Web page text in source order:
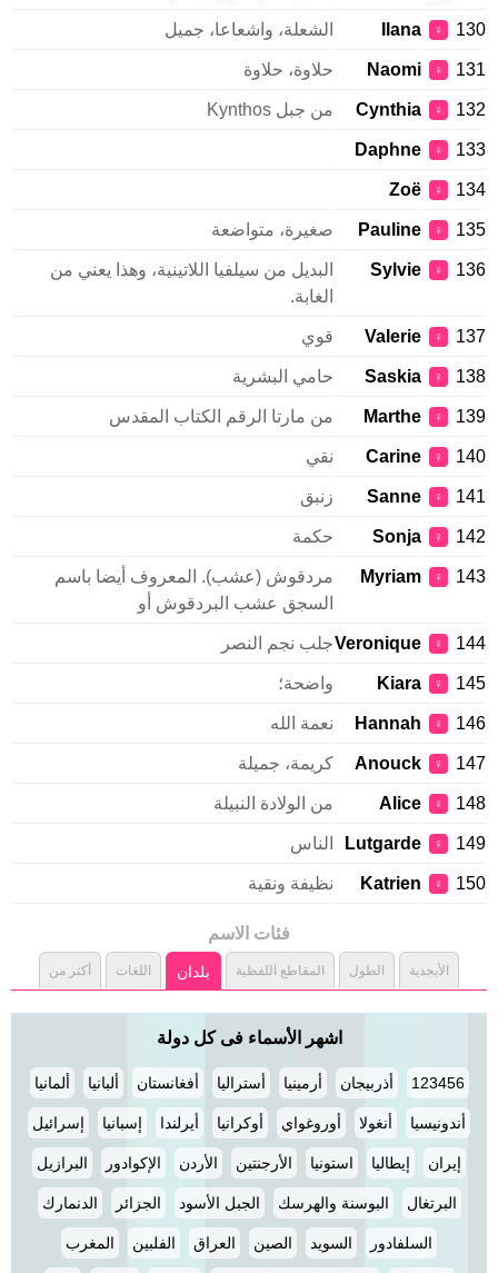
130
♀
Ilana الشعلة، واشعاعا، جميل
131
♀
Naomi حلاوة، حلاوة
132
♀
Cynthia من جبل Kynthos
133
♀
Daphne
134
♀
Zoë
135
♀
Pauline صغيرة، متواضعة
136
♀
Sylvie
البديل من سيلفيا اللاتينية، وهذا يعني من
الغابة.
137
♀
Valerie قوي
138
♀
Saskia حامي البشرية
139
♀
Marthe من مارتا الرقم الكتاب المقدس
140
♀
Carine نقي
141
♀
Sanne زنبق
142
♀
Sonja حكمة
143
♀
Myriam
مردقوش (عشب). المعروف أيضا باسم
السجق عشب البردقوش أو
144
♀
Veroniqueجلب نجم النصر
145
♀
Kiara واضحة؛
146
♀
Hannah نعمة الله
147
♀
Anouck كريمة، جميلة
148
♀
Alice من الولادة النبيلة
149
♀
Lutgarde الناس
150
♀
Katrien نظيفة ونقية
فئات الاسم
الأبجدية الطول المقاطع اللفظية بلدان اللغات أكثر من
اشهر الأسماء فى كل دولة
123456 أذربيجان أرمينيا أستراليا أفغانستان ألبانيا ألمانيا
أندونيسيا أنغولا أوروغواي أوكرانيا أيرلندا إسبانيا إسرائيل
إيران إيطاليا استونيا الأرجنتين الأردن الإكوادور البرازيل
البرتغال البوسنة والهرسك الجبل الأسود الجزائر الدنمارك
السلفادور السويد الصين العراق الفلبين المغرب